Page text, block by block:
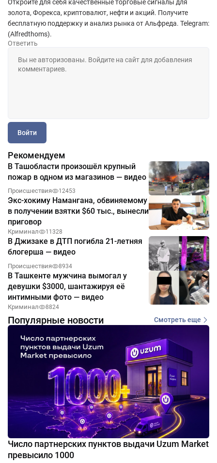
Откройте для себя качественные торговые сигналы для
золота, Форекса, криптовалют, нефти и акций. Получите
бесплатную поддержку и анализ рынка от Альфреда. Telegram:
(Alfredthoms).
Ответить
Войти
Рекомендуем
В Ташобласти произошёл крупный
пожар в одном из магазинов — видео
Происшествия 12453
Экс-хокиму Намангана, обвиняемому
в получении взятки $60 тыс., вынесли
приговор
Криминал 11328
В Джизаке в ДТП погибла 21-летняя
блогерша — видео
Происшествия 8934
В Ташкенте мужчина вымогал у
девушки $3000, шантажируя её
интимными фото — видео
Криминал 8824
Популярные новости Смотреть еще
Число партнерских пунктов выдачи Uzum Market
превысило 1000